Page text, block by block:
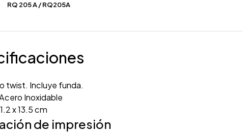
RQ 205 A / RQ205A
twist. Incluye funda.
Inoxidable
1.2 x 13.5 cm
de impresión